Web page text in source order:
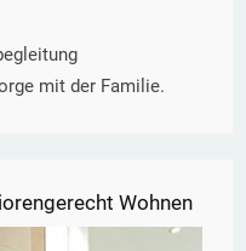
mit der Familie.
Wohnen